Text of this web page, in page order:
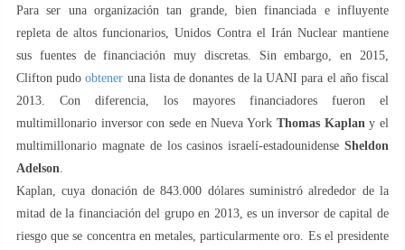
Para ser una organización tan grande, bien financiada e influyente
repleta de altos funcionarios, Unidos Contra el Irán Nuclear mantiene
sus fuentes de financiación muy discretas. Sin embargo, en 2015,
Clifton pudoobtener una lista de donantes de la UANI para el año fiscal
2013. Con diferencia, los mayores financiadores fueron el
multimillonario inversor con sede en Nueva York Thomas Kaplan y el
multimillonario magnate de los casinos israelí-estadounidense Sheldon
Adelson
Kaplan, cuya donación de 843.000 dólares suministró alrededor de la
mitad de la financiación del grupo en 2013, es un inversor de capital de
riesgo que se concentra en metales, particularmente oro. Es el presidente